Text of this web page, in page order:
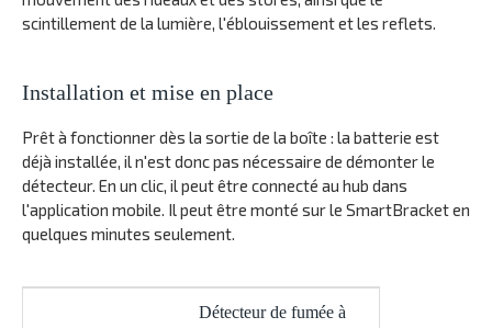
scintillement de la lumière, l'éblouissement et les reflets.
Installation et mise en place
Prêt à fonctionner dès la sortie de la boîte : la batterie est
déjà installée, il n'est donc pas nécessaire de démonter le
détecteur. En un clic, il peut être connecté au hub dans
l'application mobile. Il peut être monté sur le SmartBracket en
quelques minutes seulement.
Détecteur de fumée à